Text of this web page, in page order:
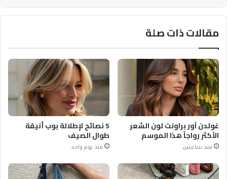
مقالات ذات صلة
غولدن آور براونت لون الشعر
الأكثر رواجاً هذا الموسم
منذ ساعتين
5 نصائح لإطلالة بوب أنيقة
طوال الصيف
منذ يوم واحد